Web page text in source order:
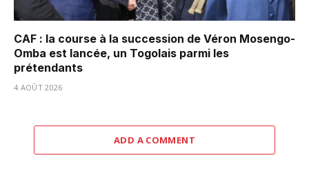
CAF : la course à la succession de Véron Mosengo-
Omba est lancée, un Togolais parmi les
prétendants
4 AOÛT 2026
ADD A COMMENT